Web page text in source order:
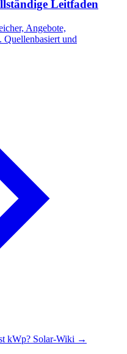
Leitfaden
Angebote,
Quellenbasiert und
kWp? Solar-Wiki →